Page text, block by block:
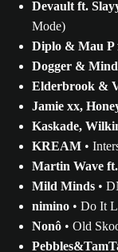
Devault ft.
Mode)
Diplo & Mau P
Dogger &
Elderbrook &
Jamie xx,
Kaskade,
KREAM •
Martin Wave
Mild Minds •
nimino • Do It
Nonô • Old